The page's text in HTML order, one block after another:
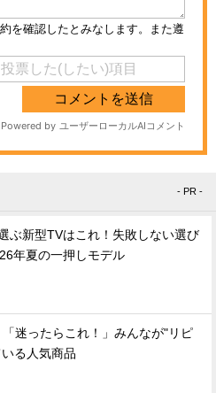
- PR -
ぶ新型TVはこれ！失敗しない選び
年夏の一押しモデル
「迷ったらこれ！」みんなが"リピ
る人気商品